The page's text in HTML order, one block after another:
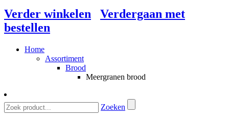
Verder winkelen
Verdergaan met
bestellen
Home
Assortiment
Brood
Meergranen brood
Zoeken